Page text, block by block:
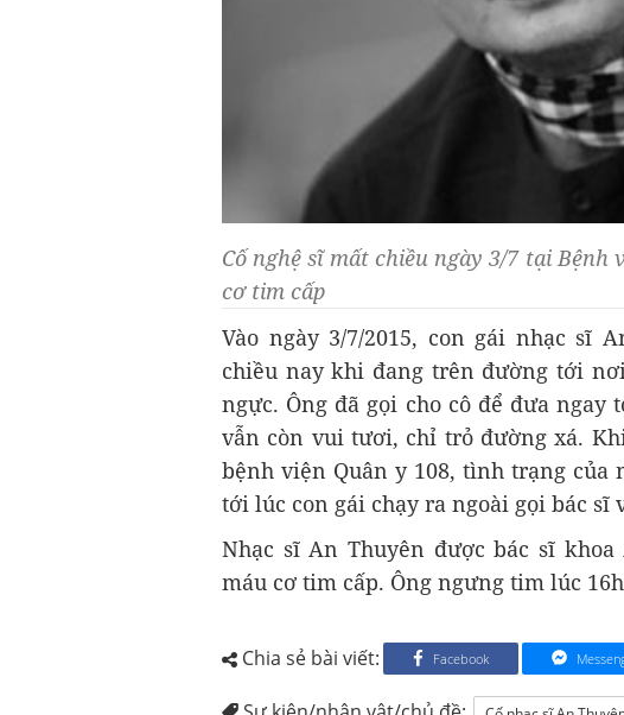
Cố nghệ sĩ mất chiều ngày 3/7 tại
cơ tim cấp
Vào ngày 3/7/2015, con gái nhạc sĩ
chiều nay khi đang trên đường tới
ngực. Ông đã gọi cho cô để đưa
vẫn còn vui tươi, chỉ trỏ đường xá.
bệnh viện Quân y 108, tình trạng
tới lúc con gái chạy ra ngoài gọi bác
Nhạc sĩ An Thuyên được bác sĩ
máu cơ tim cấp. Ông ngưng tim lúc
Chia sẻ bài viết:
Facebook